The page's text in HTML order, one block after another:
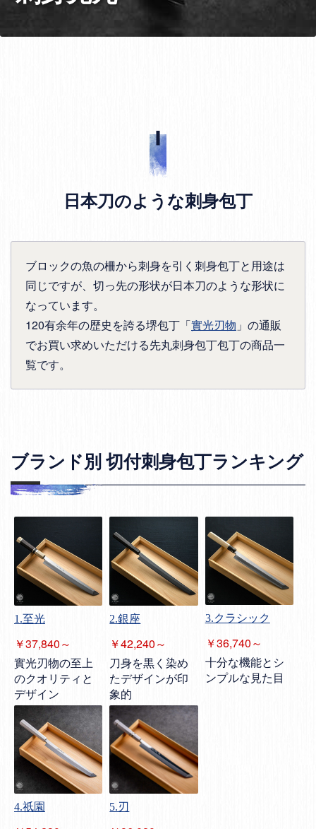
日本刀のような刺身包丁
ブロックの魚の柵から刺身を引く刺身包丁と用途は
同じですが、切っ先の形状が日本刀のような形状に
なっています。
120有余年の歴史を誇る堺包丁「實光刃物 」の通販
でお買い求めいただける先丸刺身包丁包丁の商品一
覧です。
ブランド別 切付刺身包丁ランキング
1.至光
￥37,840～
實光刃物の至上
のクオリティと
デザイン
2.銀座
￥42,240～
刀身を黒く染め
たデザインが印
象的
3.クラシック
￥36,740～
十分な機能とシ
ンプルな見た目
4.祇園 5.刃